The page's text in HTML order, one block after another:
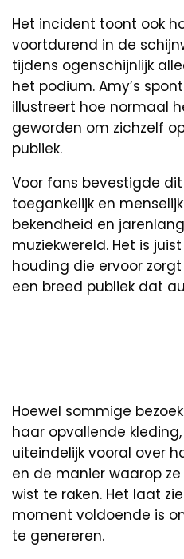
Het incident toont ook
voortdurend in de
tijdens ogenschijnlijk
het podium. Amy’s
illustreert hoe normaal
geworden om zichzelf
publiek.
Voor fans bevestigde
toegankelijk en
bekendheid en
muziekwereld. Het is
houding die ervoor
een breed publiek dat
Hoewel sommige
haar opvallende
uiteindelijk vooral over
en de manier waarop
wist te raken. Het laat
moment voldoende is
te genereren.